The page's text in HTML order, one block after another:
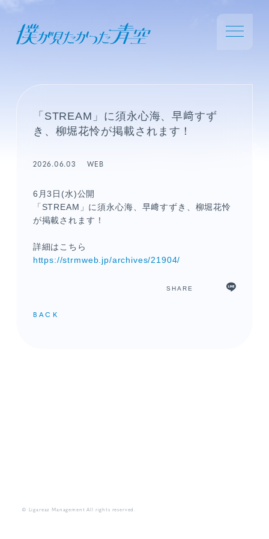
「STREAM」に須永心海、早﨑すず
き、柳堀花怜が掲載されます！
2026.06.03 WEB
6月3日 (水)公開
「STREAM」に須永心海、早﨑すずき、柳堀花怜
が掲載されます！
詳細はこちら
https://strmweb.jp/archives/21904/
SHARE
BACK
© Ligareaz Management All rights reserved.